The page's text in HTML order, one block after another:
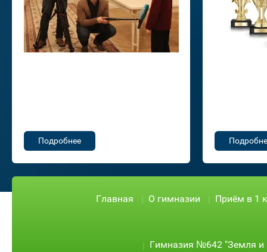
Подробнее
Главная О гимназии Приём в 1
Гимназия №642 "Земля и